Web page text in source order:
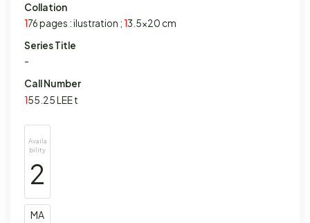
Collation
176 pages : ilustration ; 13.5x20 cm
Series Title
-
Call Number
155.25 LEE t
Availa
bility
2
MA